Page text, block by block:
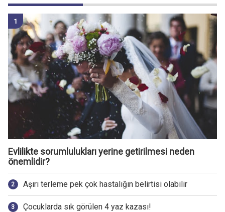
Evlilikte sorumlulukları yerine getirilmesi neden
önemlidir?
Aşırı terleme pek çok hastalığın belirtisi olabilir
Çocuklarda sık görülen 4 yaz kazası!